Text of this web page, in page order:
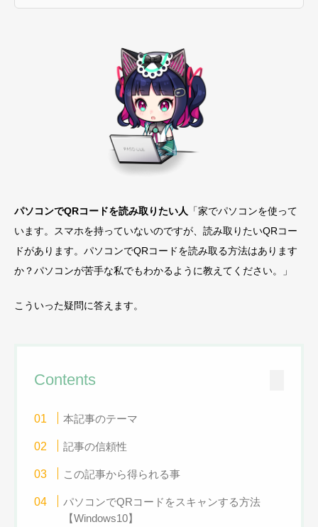
パソコンでQRコードを読み取りたい人 「家でパソコンを使って
います。スマホを持っていないのですが、読み取りたいQRコー
ドがあります。パソコンでQRコードを読み取る方法はあります
か？パソコンが苦手な私でもわかるように教えてください。」
こういった疑問に答えます。
Contents
本記事のテーマ
記事の信頼性
この記事から得られる事
パソコンでQRコードをスキャンする方法
【Windows10】